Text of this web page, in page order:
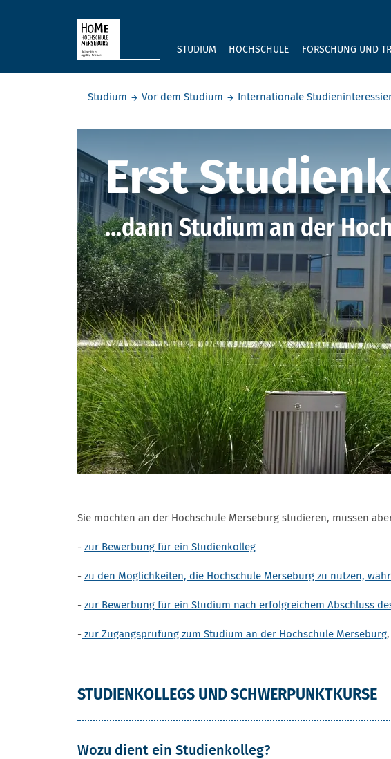
STUDIUM HOCHSCHULE FORSCHUNG UND
Studium
Vor dem Studium Internationale
Studienkolleg
Erst
...dann Studium an der
Sie möchten an der Hochschule Merseburg studieren, müssen
- zur Bewerbung für ein Studienkolleg
- zu den Möglichkeiten, die Hochschule Merseburg zu nutzen,
- zur Bewerbung für ein Studium nach erfolgreichem Abschluss
- zur Zugangsprüfung zum Studium an der Hochschule Merseburg
STUDIENKOLLEGS UND SCHWERPUNKTKURSE
Wozu dient ein Studienkolleg?